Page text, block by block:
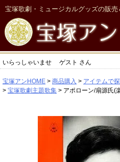
宝塚歌劇・ミュージカルグッズの販
いらっしゃいませ ゲスト さん
宝塚アンHOME 商品購入 アイテムで
宝塚歌劇主題歌集
アポローン/扇源氏(